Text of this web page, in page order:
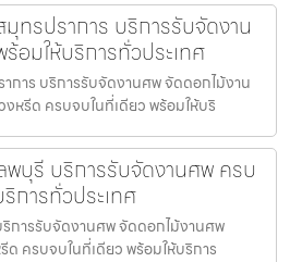
มุทรปราการ บริการรับจัดงาน
อมให้บริการทั่วประเทศ
การ บริการรับจัดงานศพ จัดดอกไม้งาน
งหรีด ครบจบในที่เดียว พร้อมให้บริ
พบุรี บริการรับจัดงานศพ ครบ
การทั่วประเทศ
การรับจัดงานศพ จัดดอกไม้งานศพ
ด ครบจบในที่เดียว พร้อมให้บริการ